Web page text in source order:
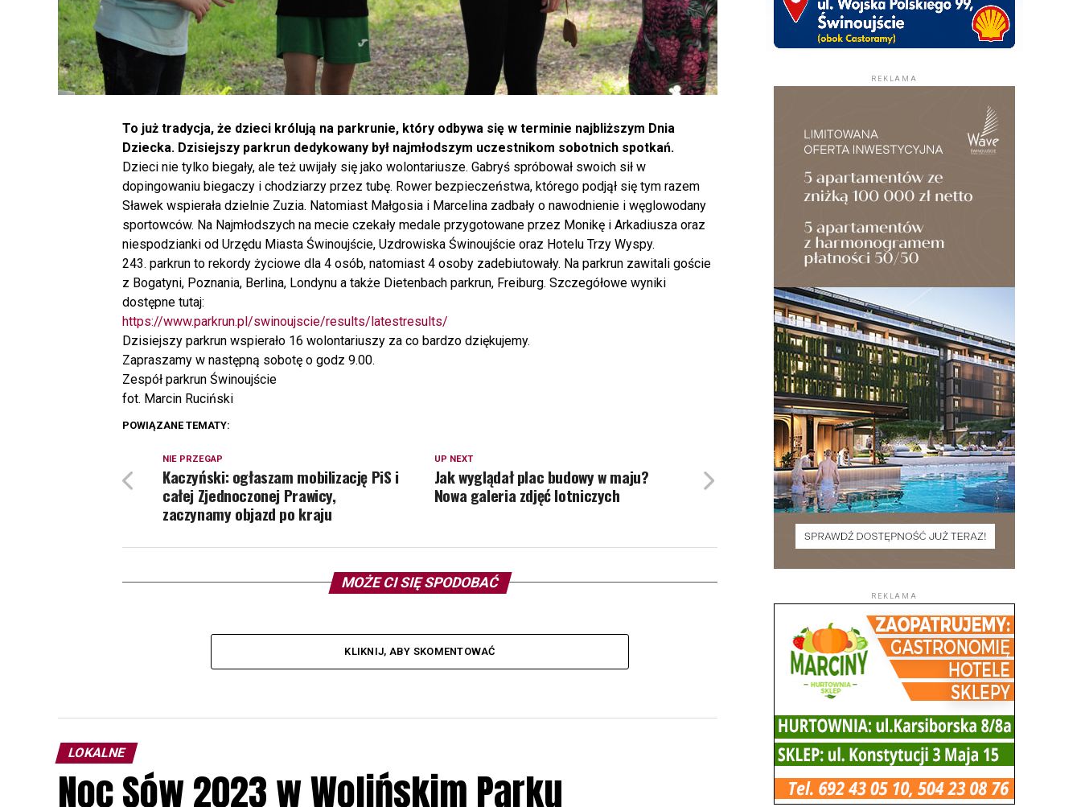
To już tradycja, że dzieci królują na parkrunie, który odbywa się w terminie najbliższym Dnia
Dziecka. Dzisiejszy parkrun dedykowany był najmłodszym uczestnikom sobotnich spotkań.
Dzieci nie tylko biegały, ale też uwijały się jako wolontariusze. Gabryś spróbował swoich sił w
dopingowaniu biegaczy i chodziarzy przez tubę. Rower bezpieczeństwa, którego podjął się tym razem
Sławek wspierała dzielnie Zuzia. Natomiast Małgosia i Marcelina zadbały o nawodnienie i węglowodany
sportowców. Na Najmłodszych na mecie czekały medale przygotowane przez Monikę i Arkadiusza oraz
niespodzianki od Urzędu Miasta Świnoujście, Uzdrowiska Świnoujście oraz Hotelu Trzy Wyspy.
243. parkrun to rekordy życiowe dla 4 osób, natomiast 4 osoby zadebiutowały. Na parkrun zawitali goście
z Bogatyni, Poznania, Berlina, Londynu a także Dietenbach parkrun, Freiburg. Szczegółowe wyniki
dostępne tutaj:
https://www.parkrun.pl/swinoujscie/results/latestresults/
Dzisiejszy parkrun wspierało 16 wolontariuszy za co bardzo dziękujemy.
Zapraszamy w następną sobotę o godz 9.00.
Zespół parkrun Świnoujście
fot. Marcin Ruciński
POWIĄZANE TEMATY:
UP NEXT
Jak wyglądał plac budowy w maju?
Nowa galeria zdjęć lotniczych
NIE PRZEGAP
Kaczyński: ogłaszam mobilizację PiS i
całej Zjednoczonej Prawicy,
zaczynamy objazd po kraju
MOŻE CI SIĘ SPODOBAĆ
KLIKNIJ, ABY SKOMENTOWAĆ
LOKALNE
Noc Sów 2023 w Wolińskim Parku
REKLAMA
REKLAMA